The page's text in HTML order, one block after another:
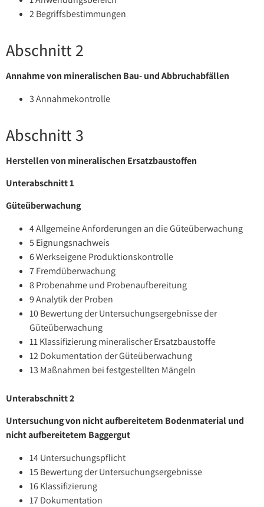
2 Begriffsbestimmungen
Abschnitt 2
Annahme von mineralischen Bau- und Abbruchabfällen
3 Annahmekontrolle
Abschnitt 3
Herstellen von mineralischen Ersatzbaustoffen
Unterabschnitt 1
Güteüberwachung
4 Allgemeine Anforderungen an die Güteüberwachung
5 Eignungsnachweis
6 Werkseigene Produktionskontrolle
7 Fremdüberwachung
8 Probenahme und Probenaufbereitung
9 Analytik der Proben
10 Bewertung der Untersuchungsergebnisse der
Güteüberwachung
11 Klassifizierung mineralischer Ersatzbaustoffe
12 Dokumentation der Güteüberwachung
13 Maßnahmen bei festgestellten Mängeln
Unterabschnitt 2
Untersuchung von nicht aufbereitetem Bodenmaterial und
nicht aufbereitetem Baggergut
14 Untersuchungspflicht
15 Bewertung der Untersuchungsergebnisse
16 Klassifizierung
17 Dokumentation